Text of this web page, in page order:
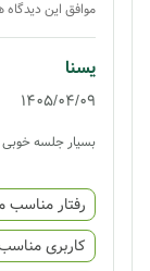
موافق این
یسنا
1405/04/09
بسیار جلسه خوبی
رفتار
کاربری